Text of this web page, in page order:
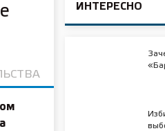
ИНТЕРЕСНО